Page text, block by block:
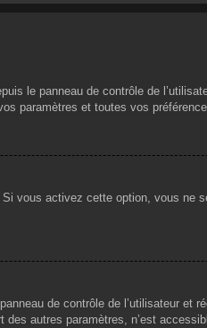
le panneau de contrôle de
paramètres et toutes vos
vous activez cette option, vous ne
de contrôle de l’utilisateur et
autres paramètres, n’est